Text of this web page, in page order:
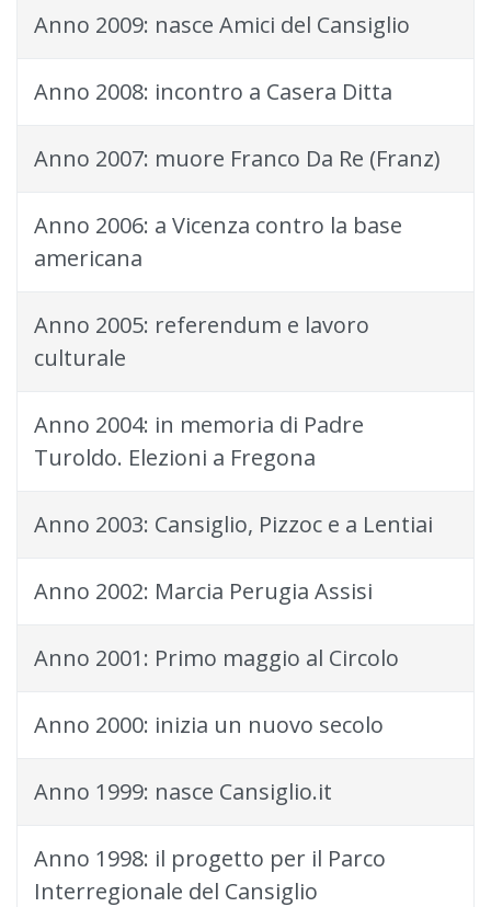
Anno 2009: nasce Amici del Cansiglio
Anno 2008: incontro a Casera Ditta
Anno 2007: muore Franco Da Re (Franz)
Anno 2006: a Vicenza contro la base
americana
Anno 2005: referendum e lavoro
culturale
Anno 2004: in memoria di Padre
Turoldo. Elezioni a Fregona
Anno 2003: Cansiglio, Pizzoc e a Lentiai
Anno 2002: Marcia Perugia Assisi
Anno 2001: Primo maggio al Circolo
Anno 2000: inizia un nuovo secolo
Anno 1999: nasce Cansiglio.it
Anno 1998: il progetto per il Parco
Interregionale del Cansiglio